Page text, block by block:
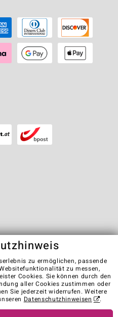
Cookies
Impressum
widerrufen
other countries:
zu ermöglichen, passende
zu messen,
Cookies. Sie können durch den
aller Cookies zustimmen oder
Sie jederzeit widerrufen. Weitere
Datenschutzhinweisen .